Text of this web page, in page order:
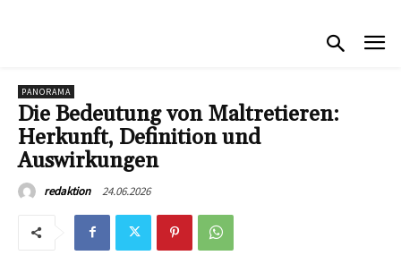
PANORAMA
Die Bedeutung von Maltretieren:
Herkunft, Definition und
Auswirkungen
redaktion 24.06.2026